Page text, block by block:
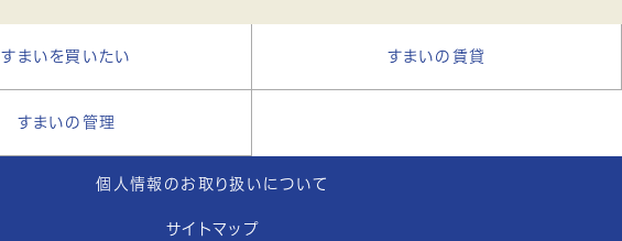
すまいを買いたい すまいの賃貸
すまいの管理
個人情報のお取り扱いについて
サイトマップ